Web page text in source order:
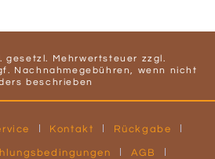
gesetzl. Mehrwertsteuer zzgl.
Nachnahmegebühren, wenn nicht
beschrieben
Kontakt Rückgabe
AGB